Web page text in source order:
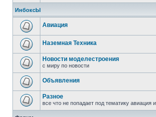
ИнбоксЫ
Авиация
Наземная Техника
Новости моделестроения
с миру по новости
Объявления
Разное
все что не попадает под тематику авиация